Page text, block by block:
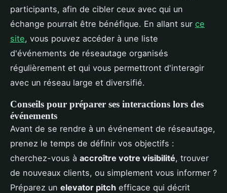
participants, afin de cibler ceux avec qui un
échange pourrait être bénéfique. En allant sur ce
site, vous pouvez accéder à une liste
d'événements de réseautage organisés
régulièrement et qui vous permettront d'interagir
avec un réseau large et diversifié.
Conseils pour préparer ses interactions lors des
événements
Avant de se rendre à un événement de réseautage,
prenez le temps de définir vos objectifs :
cherchez-vous à accroître votre visibilité, trouver
de nouveaux clients, ou simplement vous informer ?
Préparez un elevator pitch efficace qui décrit